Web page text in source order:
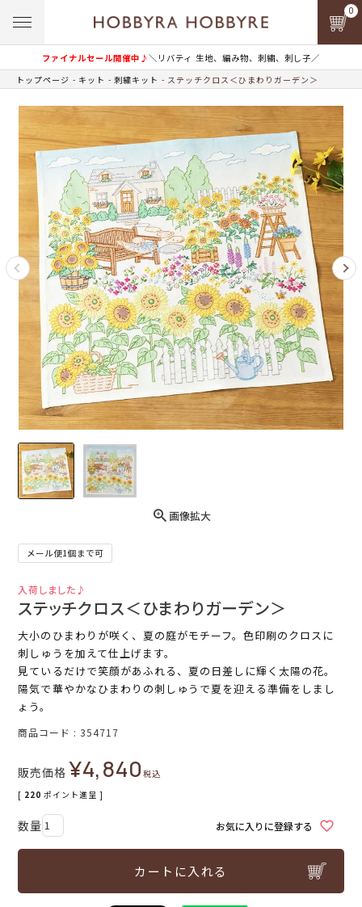
ファイナルセール開催中♪＼リバティ 生地、編み物、刺繍、刺し子／
0
トップページ キット 刺繍キット ステッチクロス＜ひまわりガーデン＞
画像拡大
メール便1個まで可
入荷しました♪
ステッチクロス＜ひまわりガーデン＞
大小のひまわりが咲く、夏の庭がモチーフ。色印刷のクロスに
刺しゅうを加えて仕上げます。
見ているだけで笑顔があふれる、夏の日差しに輝く太陽の花。
陽気で華やかなひまわりの刺しゅうで夏を迎える準備をしまし
ょう。
商品コード 354717
販売価格 ¥4,840税込
[ 220 ポイント進呈 ]
お気に入りに登録する
カートに入れる